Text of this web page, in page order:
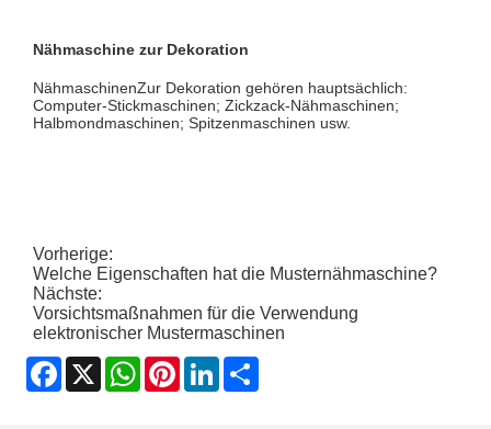
Nähmaschine zur Dekoration
NähmaschinenZur Dekoration gehören hauptsächlich:
Computer-Stickmaschinen; Zickzack-Nähmaschinen;
Halbmondmaschinen; Spitzenmaschinen usw.
Vorherige:
Welche Eigenschaften hat die Musternähmaschine?
Nächste:
Vorsichtsmaßnahmen für die Verwendung
elektronischer Mustermaschinen
Facebook
X WhatsApp
PinterestLinkedIn